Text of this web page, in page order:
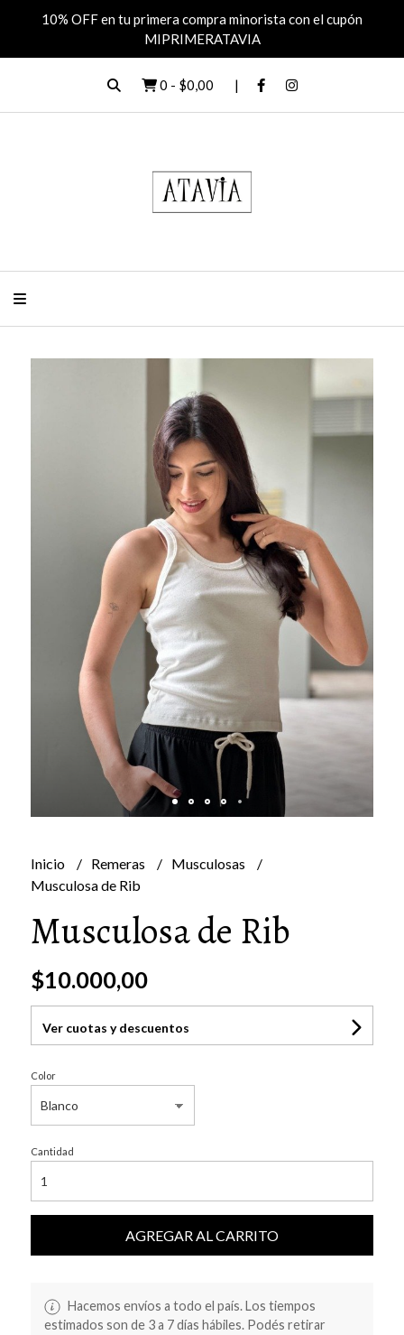
10% OFF en tu primera compra minorista con el cupón
MIPRIMERATAVIA
0 - $0,00
Inicio Remeras
Musculosas
Musculosa de Rib
Musculosa de Rib
$10.000,00
Ver cuotas y descuentos
Color
Cantidad
AGREGAR AL CARRITO
Hacemos envíos a todo el país. Los tiempos
estimados son de 3 a 7 días hábiles. Podés retirar